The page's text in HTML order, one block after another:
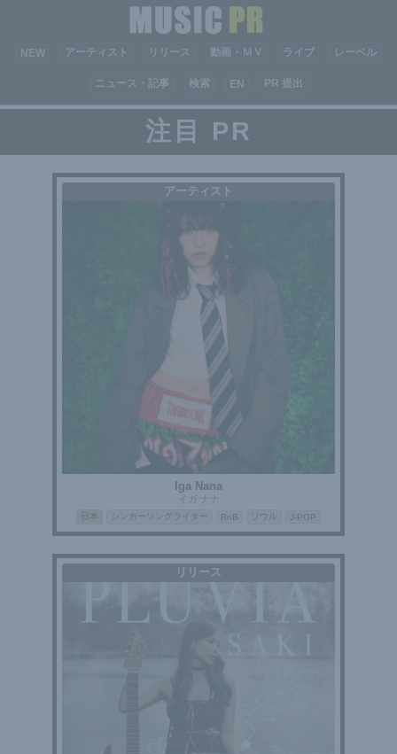
NEW アーティスト リリース 動画・ＭＶ ライブ レーベル
ニュース・記事 検索 EN PR 提出
注目 PR
アーティスト
Iga Nana
イガ ナナ
シンガーソングライター RnB ソウル J-POP
リリース